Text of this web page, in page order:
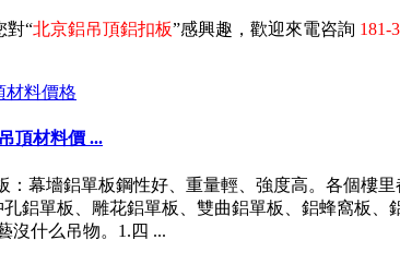
對“北京鋁吊頂鋁扣板”感興趣，歡迎來電咨詢 181-
頂材料價 ...
：幕墻鋁單板鋼性好、重量輕、強度高。各個樓
鋁單板、雕花鋁單板、雙曲鋁單板、鋁蜂窩板
沒什么吊物。1.四 ...